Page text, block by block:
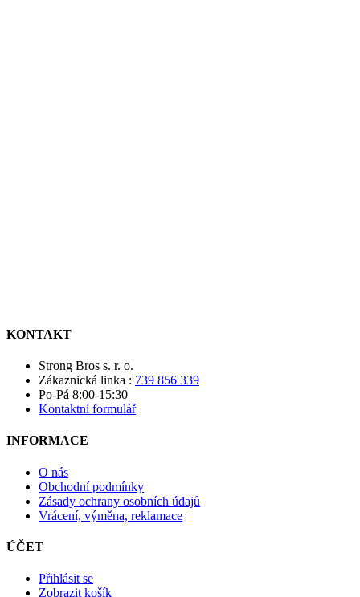
KONTAKT
Strong Bros s. r. o.
Zákaznická linka : 739 856 339
Po-Pá 8:00-15:30
Kontaktní formulář
INFORMACE
O nás
Obchodní podmínky
Zásady ochrany osobních údajů
Vrácení, výměna, reklamace
ÚČET
Přihlásit se
Zobrazit košík